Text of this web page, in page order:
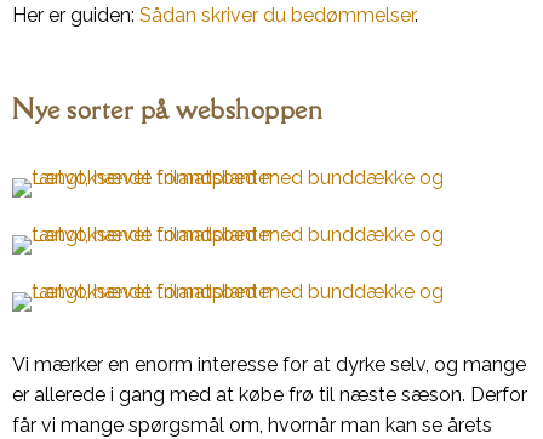
Her er guiden: Sådan skriver du bedømmelser.
Nye sorter på webshoppen
Vi mærker en enorm interesse for at dyrke selv, og mange
er allerede i gang med at købe frø til næste sæson. Derfor
får vi mange spørgsmål om, hvornår man kan se årets